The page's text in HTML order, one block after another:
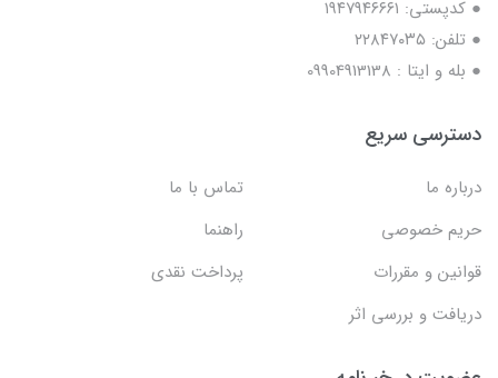
● کدپستی: ۱۹۴۷۹۴۶۶۶۱
● تلفن: ٢٢٨۴٧۰۳۵
● بله و ایتا : 09904913138
دسترسی سریع
درباره ما
تماس با ما
حریم خصوصی
راهنما
قوانین و مقررات
پرداخت نقدی
دریافت و بررسی اثر